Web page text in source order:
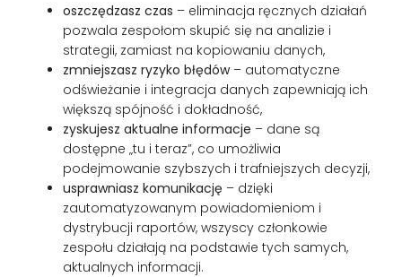
oszczędzasz czas – eliminacja ręcznych działań
pozwala zespołom skupić się na analizie i
strategii, zamiast na kopiowaniu danych,
zmniejszasz ryzyko błędów– automatyczne
odświeżanie i integracja danych zapewniają ich
większą spójność i dokładność,
zyskujesz aktualne informacje – dane są
dostępne „tu i teraz”, co umożliwia
podejmowanie szybszych i trafniejszych decyzji,
usprawniasz komunikację – dzięki
zautomatyzowanym powiadomieniom i
dystrybucji raportów, wszyscy członkowie
zespołu działają na podstawie tych samych,
aktualnych informacji.